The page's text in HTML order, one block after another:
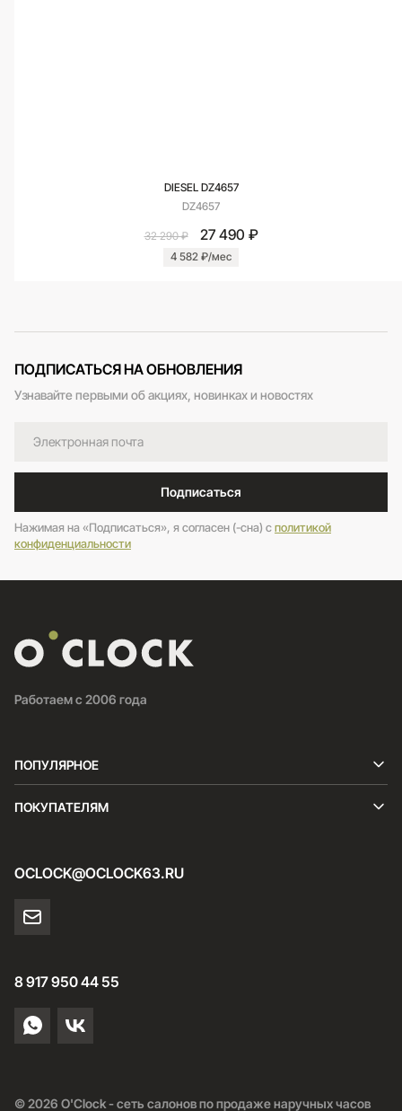
DIESEL DZ4657
DZ4657
32 290 ₽ 27 490 ₽
4 582 ₽/мес
ПОДПИСАТЬСЯ НА ОБНОВЛЕНИЯ
Узнавайте первыми об акциях, новинках и новостях
Подписаться
Нажимая на «Подписаться», я согласен (-сна) cполитикой
конфиденциальности
Работаем с 2006 года
ПОПУЛЯРНОЕ
ПОКУПАТЕЛЯМ
OCLOCK@OCLOCK63.RU
8 917 950 44 55
© 2026 O'Clock - сеть салонов по продаже наручных часов